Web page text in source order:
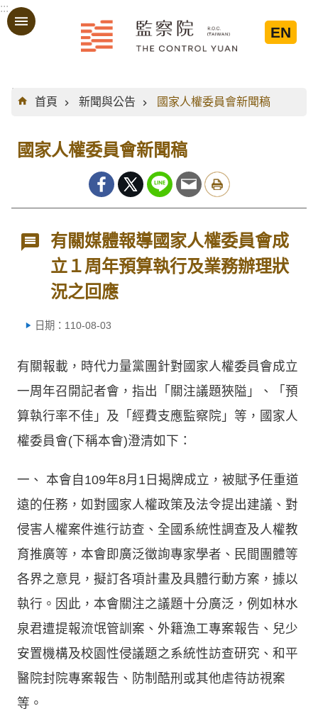
跳到主要內容區塊
:::
EN
:::
首頁
新聞與公告 國家人權委員會新聞稿
國家人權委員會新聞稿
有關媒體報導國家人權委員會成
立１周年預算執行及業務辦理狀
況之回應
日期：110-08-03
有關報載，時代力量黨團針對國家人權委員會成立
一周年召開記者會，指出「關注議題狹隘」、「預
算執行率不佳」及「經費支應監察院」等，國家人
權委員會(下稱本會)澄清如下：
一、 本會自109年8月1日揭牌成立，被賦予任重道
遠的任務，如對國家人權政策及法令提出建議、對
侵害人權案件進行訪查、全國系統性調查及人權教
育推廣等，本會即廣泛徵詢專家學者、民間團體等
各界之意見，擬訂各項計畫及具體行動方案，據以
執行。因此，本會關注之議題十分廣泛，例如林水
泉君遭提報流氓管訓案、外籍漁工專案報告、兒少
安置機構及校園性侵議題之系統性訪查研究、和平
醫院封院專案報告、防制酷刑或其他虐待訪視案
等。